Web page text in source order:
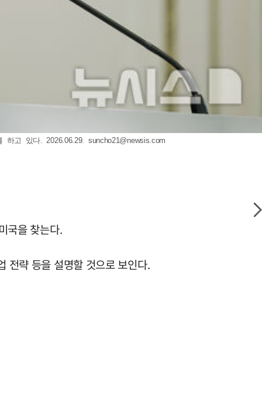
하고 있다. 2026.06.29. suncho21@newsis.com
국을 찾는다.
전략 등을 설명할 것으로 보인다.